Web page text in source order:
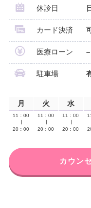
休診日
カード決済
医療ローン –
駐車場
月 火 水
11：00
20：00
11：00
20：00
11：00
20：00
カウン